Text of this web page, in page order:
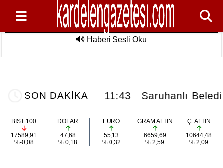
Haberi Sesli Oku
SON DAKİKA
vefat... 11:43 Saruhanlı
BIST 100
17589,91
%-0,08
DOLAR
47,68
% 0,18
EURO
55,13
% 0,32
GRAM ALTIN
6659,69
% 2,59
Ç. ALTIN
10644,48
% 2,09